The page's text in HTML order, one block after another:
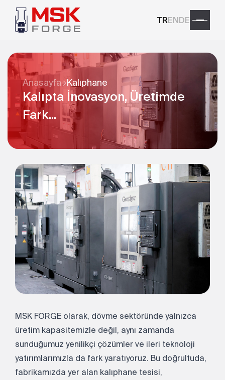
TRENDE
Anasayfa Kalıphane
Kalıpta İnovasyon, Üretimde
Fark...
MSK FORGE olarak, dövme sektöründe yalnızca
üretim kapasitemizle değil, aynı zamanda
sunduğumuz yenilikçi çözümler ve ileri teknoloji
yatırımlarımızla da fark yaratıyoruz. Bu doğrultuda,
fabrikamızda yer alan kalıphane tesisi,